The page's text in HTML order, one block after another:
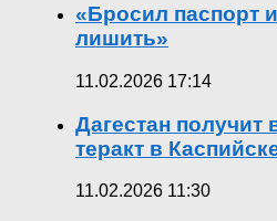
«Бросил паспорт
лишить»
11.02.2026 17:14
Дагестан получит
теракт в
11.02.2026 11:30